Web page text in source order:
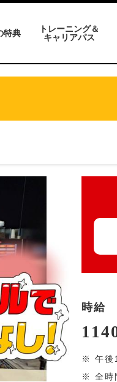
特典
トレーニング＆
キャリアパス
時給
※ 午後
※ 全時